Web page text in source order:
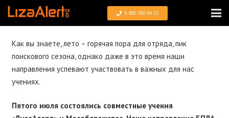
8 800 700 54 52
Как вы знаете, лето – горячая пора для отряда, пик
поискового сезона, однако даже в это время наши
направления успевают участвовать в важных для нас
учениях.
Пятого июля состоялись совместные учения